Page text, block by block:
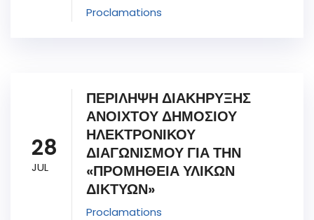
Proclamations
28
JUL
ΠΕΡΙΛΗΨΗ ΔΙΑΚΗΡΥΞΗΣ
ΑΝΟΙΧΤΟΥ ΔΗΜΟΣΙΟΥ
ΗΛΕΚΤΡΟΝΙΚΟΥ
ΔΙΑΓΩΝΙΣΜΟΥ ΓΙΑ ΤΗΝ
«ΠΡΟΜΗΘΕΙΑ ΥΛΙΚΩΝ
ΔΙΚΤΥΩΝ»
Proclamations